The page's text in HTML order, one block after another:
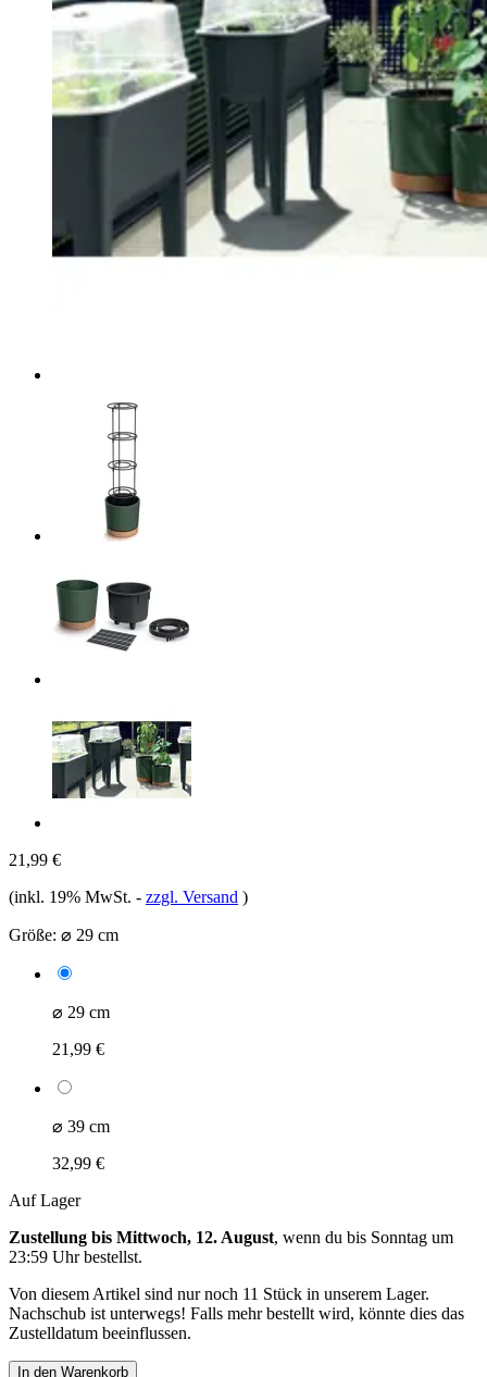
21,99 €
(inkl. 19% MwSt. - zzgl. Versand )
Größe: ⌀ 29 cm
⌀ 29 cm
21,99 €
⌀ 39 cm
32,99 €
Auf Lager
Zustellung bis Mittwoch, 12. August, wenn du bis Sonntag um
23:59 Uhrbestellst.
Von diesem Artikel sind nur noch 11 Stück in unserem Lager.
Nachschub ist unterwegs! Falls mehr bestellt wird, könnte dies das
Zustelldatum beeinflussen.
In den Warenkorb